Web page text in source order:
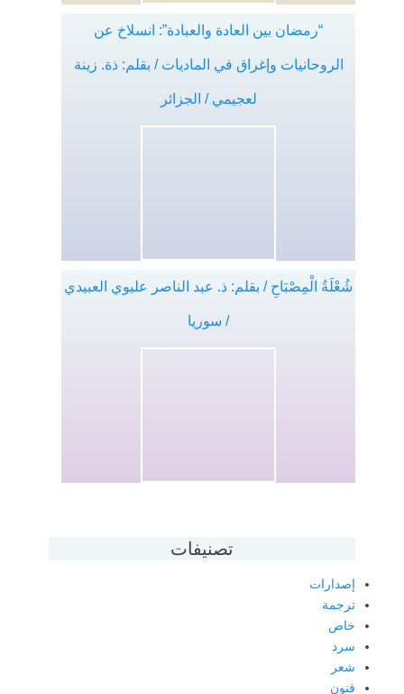
“رمضان بين العادة والعبادة”: انسلاخ عن
الروحانيات وإغراق في الماديات / بقلم: ذة. زينة
لعجيمي / الجزائر
شُعْلَةُ الْمِصْبَاحِ / بقلم: ذ. عبد الناصر عليوي العبيدي
/ سوريا
تصنيفات
إصدارات
ترجمة
خاص
سرد
شعر
فنون